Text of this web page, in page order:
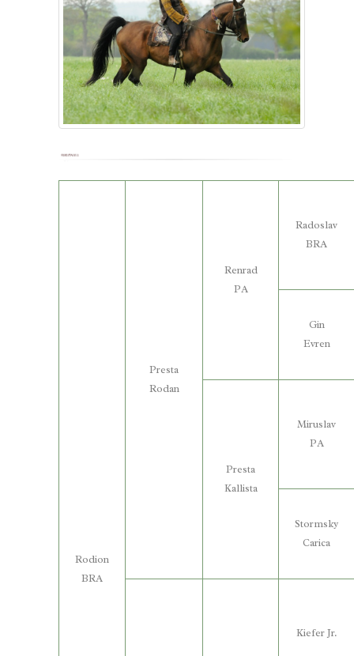
Rodion
BRA
Presta
Rodan
Renrad
PA
Radoslav
BRA
Gin
Evren
Presta
Kallista
Miruslav
PA
Stormsky
Carica
Kiefer Jr.